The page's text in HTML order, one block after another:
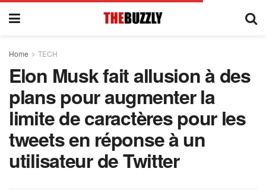
Home TECH
Elon Musk fait allusion à des
plans pour augmenter la
limite de caractères pour les
tweets en réponse à un
utilisateur de Twitter